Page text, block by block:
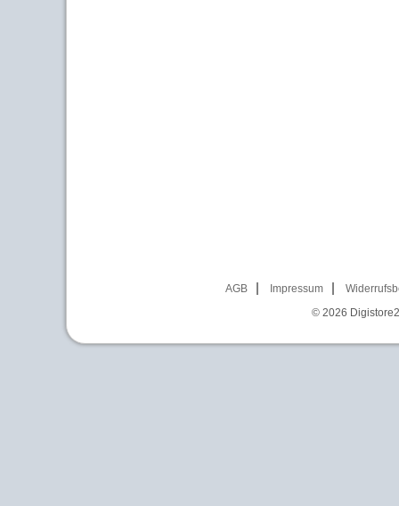
AGB Impressum
© 2026